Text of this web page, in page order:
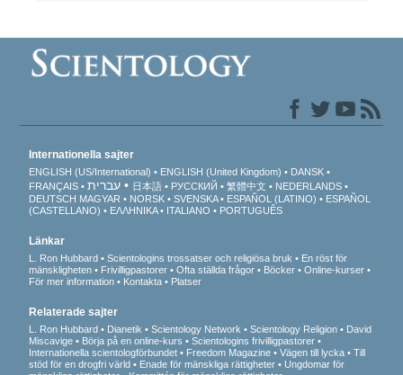
Internationella sajter
ENGLISH (US/International) ENGLISH (United Kingdom)
DANSK
FRANÇAIS
עברית 日本語 РУССКИЙ 繁體中文
NEDERLANDS
DEUTSCH MAGYAR NORSK SVENSKA ESPAÑOL (LATINO)
ESPAÑOL
(CASTELLANO)
ΕΛΛΗΝΙΚA ITALIANO PORTUGUÊS
Länkar
L. Ron Hubbard Scientologins trossatser och religiösa bruk
En röst för
mänskligheten
Frivilligpastorer Ofta ställda frågor Böcker
Online-kurser
För mer information
Kontakta Platser
Relaterade sajter
L. Ron Hubbard Dianetik Scientology Network Scientology Religion
David
Miscavige
Börja på en online-kurs
Scientologins frivilligpastorer
Internationella scientologförbundet
Freedom Magazine Vägen till lycka
Till
stöd för en drogfri värld
Enade för mänskliga rättigheter
Ungdomar för